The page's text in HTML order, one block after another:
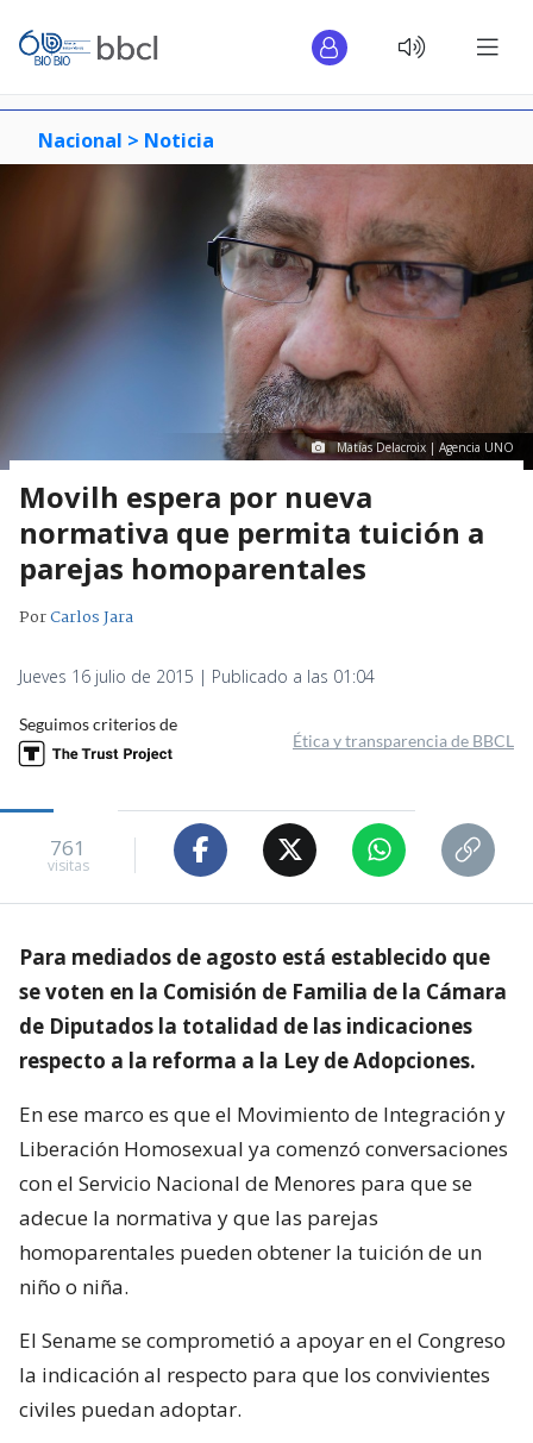
Nacional > Noticia
Matías Delacroix | Agencia UNO
Movilh espera por nueva
normativa que permita tuición a
parejas homoparentales
PorCarlos Jara
Jueves 16 julio de 2015 | Publicado a las 01:04
Seguimos criterios de
Ética y transparencia de BBCL
761
visitas
Para mediados de agosto está establecido que
se voten en la Comisión de Familia de la Cámara
de Diputados la totalidad de las indicaciones
respecto a la reforma a la Ley de Adopciones.
En ese marco es que el Movimiento de Integración y
Liberación Homosexual ya comenzó conversaciones
con el Servicio Nacional de Menores para que se
adecue la normativa y que las parejas
homoparentales pueden obtener la tuición de un
niño o niña.
El Sename se comprometió a apoyar en el Congreso
la indicación al respecto para que los convivientes
civiles puedan adoptar.